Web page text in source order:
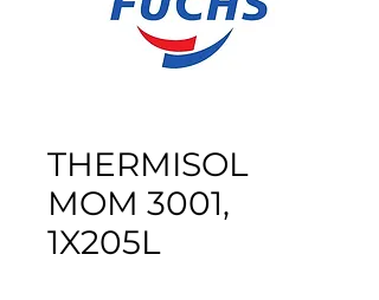
THERMISOL
MOM 3001,
1X205L